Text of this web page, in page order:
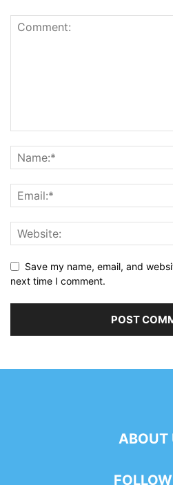
Save my name, email, and
next time I comment.
ABOUT